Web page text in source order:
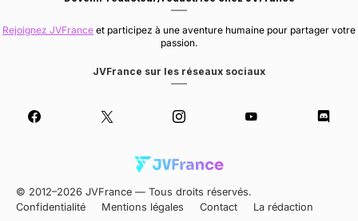
Rejoignez JVFrance et participez à une aventure humaine pour partager votre
passion.
JVFrance sur les réseaux sociaux
© 2012–2026 JVFrance — Tous droits réservés.
Confidentialité
Mentions légales Contact La rédaction